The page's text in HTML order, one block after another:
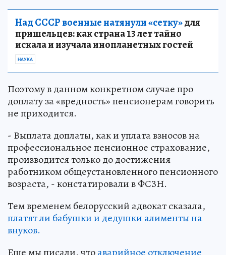
Над СССР военные натянули «сетку»для
пришельцев: как страна 13 лет тайно
искала и изучала инопланетных гостей
НАУКА
Поэтому в данном конкретном случае про
доплату за «вредность» пенсионерам говорить
не приходится.
- Выплата доплаты, как и уплата взносов на
профессиональное пенсионное страхование,
производится только до достижения
работником общеустановленного пенсионного
возраста, - констатировали в ФСЗН.
Тем временем белорусский адвокат сказала,
платят ли бабушки и дедушки алименты на
внуков.
Еще мы писали, чтоаварийное отключение